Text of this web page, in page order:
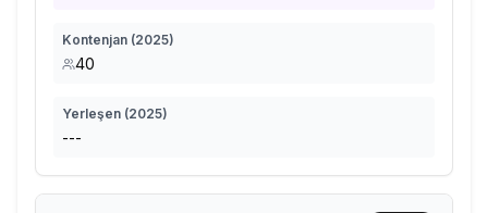
Kontenjan (2025)
40
Yerleşen (2025)
---